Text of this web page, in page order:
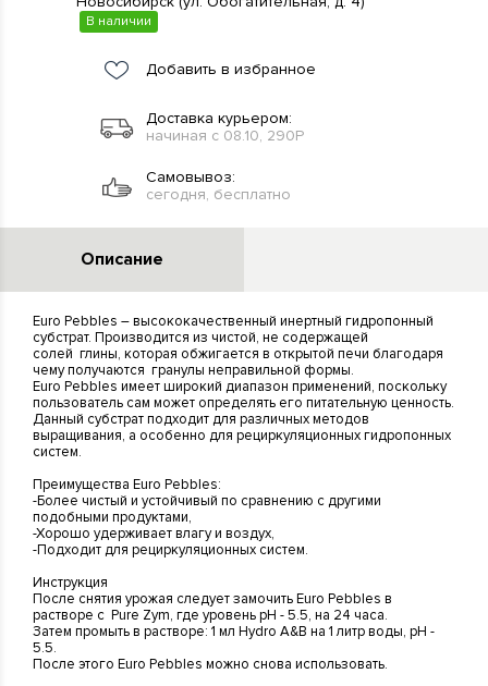
В наличии
Добавить в избранное
Доставка курьером:
начиная с 08.10, 290Р
Самовывоз:
сегодня, бесплатно
Описание
Euro Pebbles – высококачественный инертный гидропонный
субстрат. Производится из чистой, не содержащей
солей глины, которая обжигается в открытой печи благодаря
чему получаются гранулы неправильной формы.
Euro Pebbles имеет широкий диапазон применений, поскольку
пользователь сам может определять его питательную ценность.
Данный субстрат подходит для различных методов
выращивания, а особенно для рециркуляционных гидропонных
систем.
Преимущества Euro Pebbles:
-Более чистый и устойчивый по сравнению с другими
подобными продуктами,
-Хорошо удерживает влагу и воздух,
-Подходит для рециркуляционных систем.
Инструкция
После снятия урожая следует замочить Euro Pebbles в
растворе с Pure Zym, где уровень pH - 5.5, на 24 часа.
Затем промыть в растворе: 1 мл Hydro A&B на 1 литр воды, pH -
5.5.
После этого Euro Pebbles можно снова использовать.